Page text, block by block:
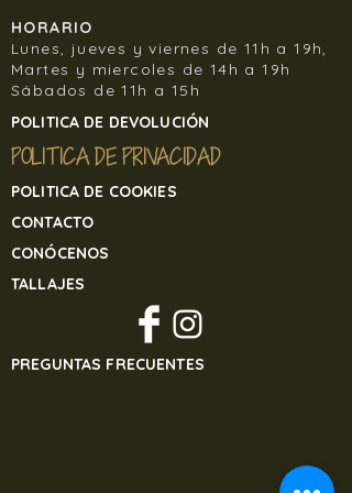
responsable de la mercancía
recibida si el cliente la devuelve por
sus propios medios y sin previo aviso.
nuestra tienda online contacte
enbanjulsisters@gmail.com
HORARIO
Lunes, jueves y viernes de 11h a 19h,
Martes y miercoles de 14h a 19h
Sábados de 11h a 15h
POLITICA DE DEVOLUCIÓN
POLITICA DE PRIVACIDAD
POLITICA DE COOKIES
CONTACTO
CONÓCENOS
TALLAJES
PREGUNTAS FRECUENTES